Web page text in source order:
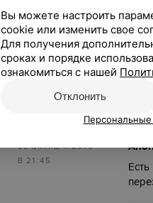
30 ОКТЯБРЯ 2018
В 10:51
03 ОКТЯБРЯ 2016
В 21:45
Вы можете настроить
cookie или изменить свое
Для получения
сроках и порядке
ознакомиться с нашей
Отклонить